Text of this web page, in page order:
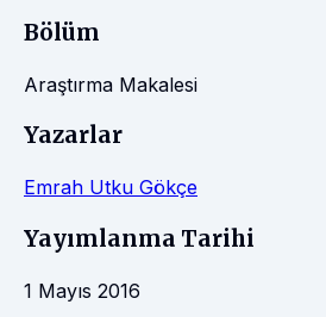
Bölüm
Araştırma Makalesi
Yazarlar
Emrah Utku Gökçe
Yayımlanma Tarihi
1 Mayıs 2016